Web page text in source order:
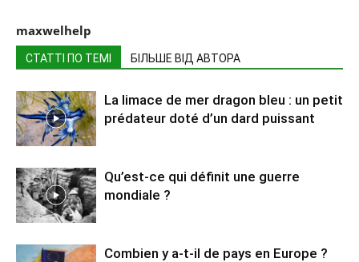
maxwelhelp
СТАТТІ ПО ТЕМІ БІЛЬШЕ ВІД АВТОРА
La limace de mer dragon bleu : un petit
prédateur doté d’un dard puissant
Qu’est-ce qui définit une guerre
mondiale ?
Combien y a-t-il de pays en Europe ?